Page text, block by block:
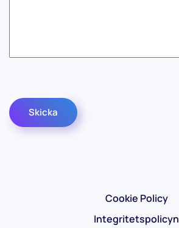
Skicka
Cookie Policy
Integritetspolicyn